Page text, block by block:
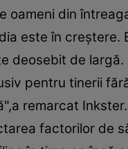
oameni din
este în
deosebit de
pentru tinerii
remarcat
factorilor de